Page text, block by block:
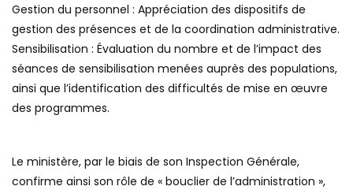
Gestion du personnel : Appréciation des dispositifs de
gestion des présences et de la coordination administrative.
Sensibilisation : Évaluation du nombre et de l’impact des
séances de sensibilisation menées auprès des populations,
ainsi que l’identification des difficultés de mise en œuvre
des programmes.
Le ministère, par le biais de son Inspection Générale,
confirme ainsi son rôle de « bouclier de l’administration »,